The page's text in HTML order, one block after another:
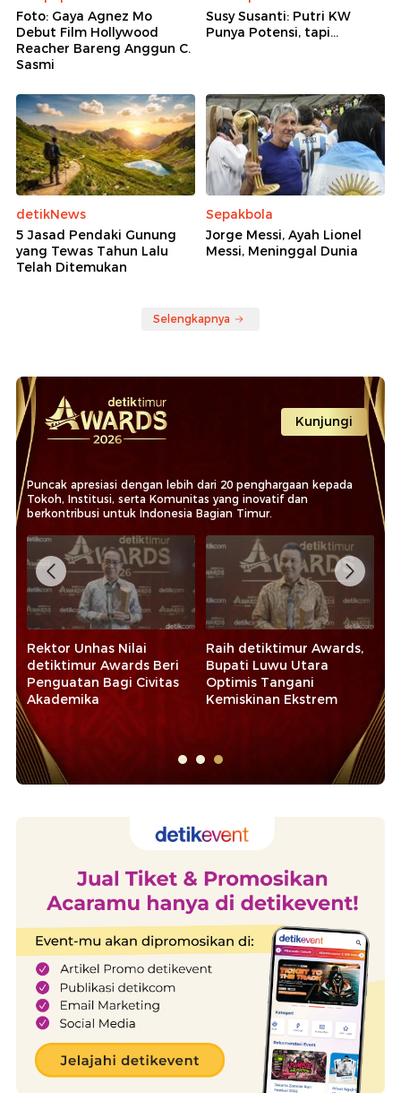
Foto: Gaya Agnez Mo
Debut Film Hollywood
Reacher Bareng Anggun C.
Sasmi
Susy Susanti: Putri KW
Punya Potensi, tapi...
detikNews
5 Jasad Pendaki Gunung
yang Tewas Tahun Lalu
Telah Ditemukan
Sepakbola
Jorge Messi, Ayah Lionel
Messi, Meninggal Dunia
Selengkapnya
Kunjungi
Puncak apresiasi dengan lebih dari 20 penghargaan kepada
Tokoh, Institusi, serta Komunitas yang inovatif dan
berkontribusi untuk Indonesia Bagian Timur.
Rektor Unhas Nilai
detiktimur Awards Beri
Penguatan Bagi Civitas
Akademika
Raih detiktimur Awards,
Bupati Luwu Utara
Optimis Tangani
Kemiskinan Ekstrem